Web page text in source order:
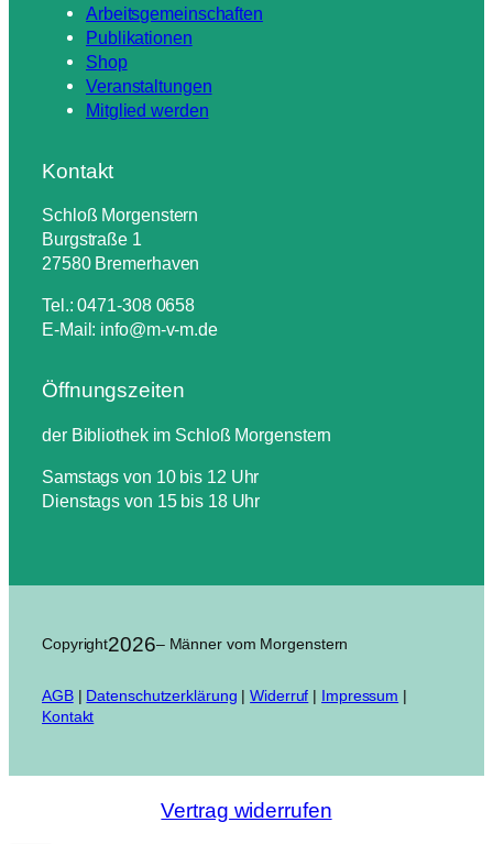
Arbeitsgemeinschaften
Publikationen
Shop
Veranstaltungen
Mitglied werden
Kontakt
Schloß Morgenstern
Burgstraße 1
27580 Bremerhaven
Tel.: 0471-308 0658
E-Mail: info@m-v-m.de
Öffnungszeiten
der Bibliothek im Schloß Morgenstern
Samstags von 10 bis 12 Uhr
Dienstags von 15 bis 18 Uhr
Copyright2026– Männer vom Morgenstern
AGB| Datenschutzerklärung |Widerruf | Impressum |
Kontakt
Vertrag widerrufen